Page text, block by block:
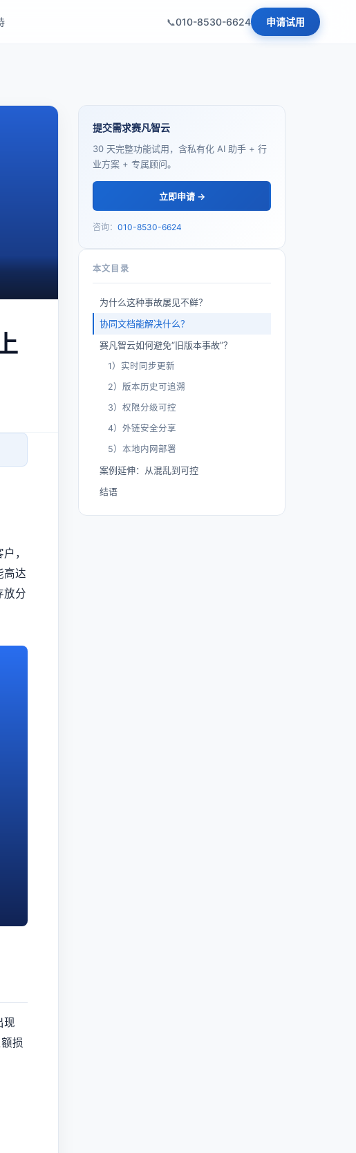
010-8530-6624 申请试用
，
高达
放分
现
损
提交需求赛凡智云
30 天完整功能试用，含私有化 AI 助手 + 行
业方案 + 专属顾问。
立即申请 →
咨询： 010-8530-6624
本文目录
为什么这种事故屡见不鲜？
协同文档能解决什么？
赛凡智云如何避免“旧版本事故”？
1）实时同步更新
2）版本历史可追溯
3）权限分级可控
4）外链安全分享
5）本地内网部署
案例延伸：从混乱到可控
结语